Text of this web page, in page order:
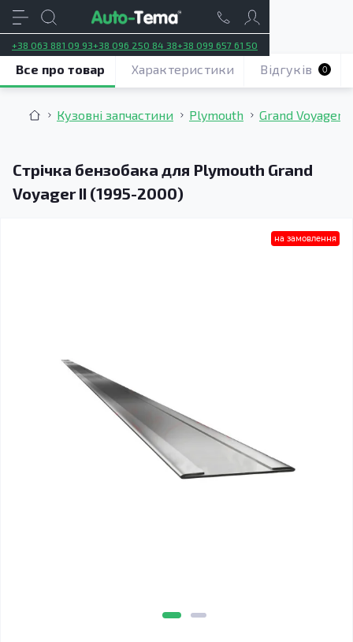
+38 063 881 09 93+38 096 250 84 38+38 099 657 61 50
Кузовні запчастини Plymouth Grand Voyager
Стрічка бензобака для Plymouth Grand
Voyager II (1995-2000)
Все про товар Характеристики Відгуків 0
на замовлення